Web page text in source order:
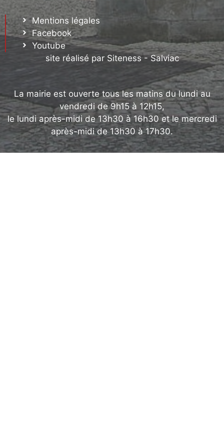
Mentions légales
Facebook
Youtube
site réalisé par Siteness - Salviac
La mairie est ouverte tous les matins du lundi au
vendredi de 9h15 à 12h15,
le lundi après-midi de 13h30 à 16h30 et le mercredi
après-midi de 13h30 à 17h30.